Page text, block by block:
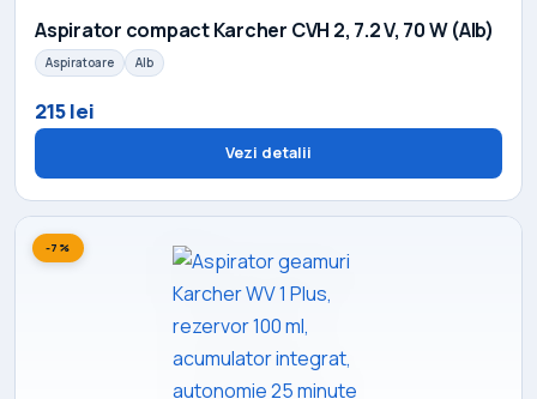
Aspirator compact Karcher CVH 2, 7.2 V, 70 W (Alb)
Aspiratoare Alb
215 lei
Vezi detalii
-7%